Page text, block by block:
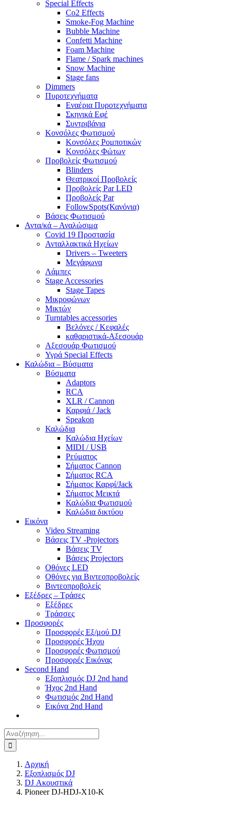
Special Effects
Co2 Effects
Smoke-Fog Machine
Bubble Machine
Confetti Machine
Foam Machine
Flame / Spark machines
Snow Machine
Stage fans
Dimmers
Πυροτεχνήματα
Εναέρια Πυροτεχνήματα
Σκηνικά Εφέ
Συντριβάνια
Κονσόλες Φωτισμού
Κονσόλες Ρομποτικών
Κονσόλες Φώτων
Προβολείς Φωτισμού
Blinders
Θεατρικοί Προβολείς
Προβολείς Par LED
Προβολείς Par
FollowSpots(Κανόνια)
Βάσεις Φωτισμού
Αντα/κά – Αναλώσιμα
Covid 19 Προστασία
Ανταλλακτικά Ηχείων
Drivers – Tweeters
Μεγάφωνα
Λάμπες
Stage Accessories
Stage Tapes
Μικροφώνων
Μικτών
Turntables accessories
Βελόνες / Κεφαλές
καθαριστικά-Αξεσουάρ
Αξεσουάρ Φωτισμού
Υγρά Special Effects
Καλώδια – Βύσματα
Βύσματα
Adaptors
RCA
XLR / Cannon
Καρφιά / Jack
Speakon
Καλώδια
Καλώδια Ηχείων
MIDI / USB
Ρεύματος
Σήματος Cannon
Σήματος RCA
Σήματος Καρφί/Jack
Σήματος Μεικτά
Καλώδια Φωτισμού
Καλώδια δικτύου
Εικόνα
Video Streaming
Βάσεις TV -Projectors
Βάσεις TV
Βάσεις Projectors
Οθόνες LED
Οθόνες για Βιντεοπροβολείς
Βιντεοπροβολείς
Εξέδρες – Τράσες
Εξέδρες
Τράσσες
Προσφορές
Προσφορές Εξ/μού DJ
Προσφορές Ήχου
Προσφορές Φωτισμού
Προσφορές Εικόνας
Second Hand
Εξοπλισμός DJ 2nd hand
Ήχος 2nd Hand
Φωτισμός 2nd Hand
Εικόνα 2nd Hand
Αναζήτηση
για:
Αρχική
Εξοπλισμός DJ
DJ Ακουστικά
Pioneer DJ-HDJ-X10-K